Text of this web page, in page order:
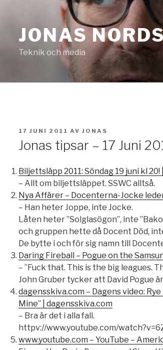
JONAS
Teknik och media
PUBLICERAT
17 JUNI 2011 AV JONAS
Jonas tipsar – 17 Juni
Biljettsläpp 2011: Söndag 19 juni kl
– Allt om biljettsläppet. SSWC alltså.
Nya Affärer – Docenterna-Jocke
– Han heter Joppe, inte Jocke.
Låten heter ”Solglasögon”, inte
och gruppen hette då Docent Död,
De bytte i och för sig namn till
Daring Fireball – Pogue on the
– ”Fuck that. This is the big leagues.
John Gruber tycker att David Pogue
dagensskiva.com – Dagens video:
Mine” | dagensskiva.com
– Bra är det i alla fall.
httpv://www.youtube.com/
www.youtube.com – YouTube –